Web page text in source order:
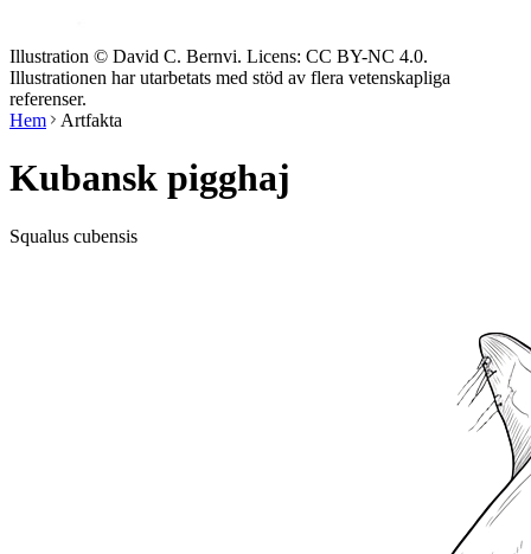
Illustration © David C. Bernvi. Licens: CC BY-NC 4.0.
Illustrationen har utarbetats med stöd av flera vetenskapliga
referenser.
Hem
Artfakta
Kubansk pigghaj
Squalus cubensis